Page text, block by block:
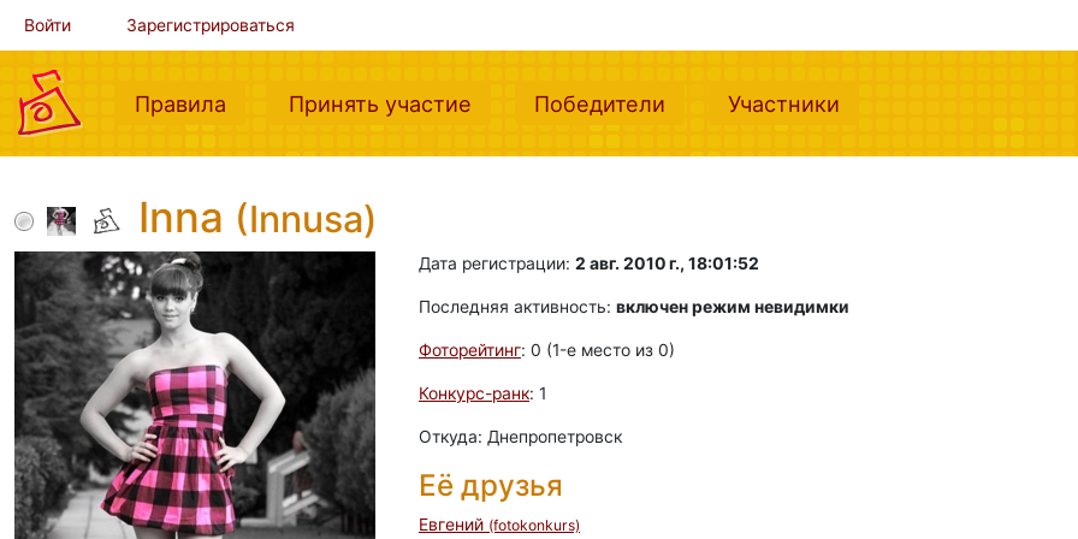
Войти Зарегистрироваться
Правила (current)Принять участие (current)Победители (current)Участники
Inna (Innusa)
Дата регистрации: 2 авг. 2010 г., 18:01:52
Последняя активность: включен режим невидимки
Фоторейтинг: 0 (1-e место из 0)
Конкурс-ранк: 1
Откуда: Днепропетровск
Её друзья
Евгений (fotokonkurs)